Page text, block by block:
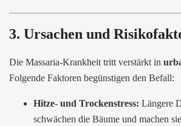
3. Ursachen und
Die Massaria-Krankheit tritt verstärkt in
Folgende Faktoren begünstigen den Befall:
Hitze- und Trockenstress: Längere
schwächen die Bäume und machen